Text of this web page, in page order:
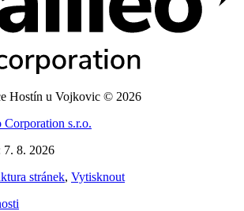
Hostín u Vojkovic © 2026
Corporation s.r.o.
7. 8. 2026
stránek, Vytisknout